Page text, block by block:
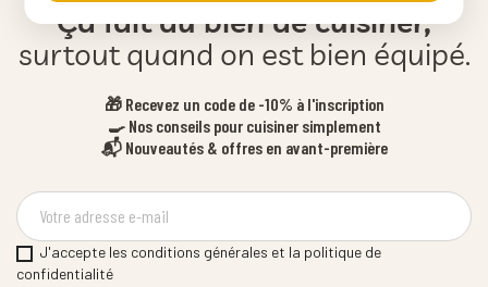
Ça fait du bien de cuisiner,
surtout quand on est bien équipé.
🎁 Recevez un code de -10% à l'inscription
🍳 Nos conseils pour cuisiner simplement
📬 Nouveautés & offres en avant-première
J'accepte les conditions générales et la politique de
confidentialité